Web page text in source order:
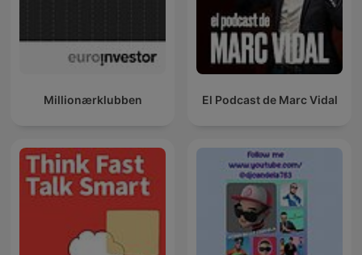
Millionærklubben El Podcast de Marc Vidal